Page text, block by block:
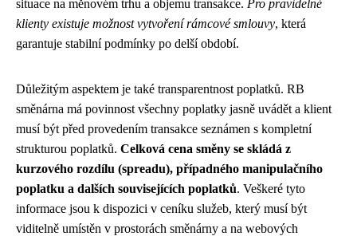
situace na měnovém trhu a objemu transakce. Pro pravidelné
klienty existuje možnost vytvoření rámcové smlouvy, která
garantuje stabilní podmínky po delší období.
Důležitým aspektem je také transparentnost poplatků. RB
směnárna má povinnost všechny poplatky jasně uvádět a klient
musí být před provedením transakce seznámen s kompletní
strukturou poplatků. Celková cena směny se skládá z
kurzového rozdílu (spreadu), případného manipulačního
poplatku a dalších souvisejících poplatků. Veškeré tyto
informace jsou k dispozici v ceníku služeb, který musí být
viditelně umístěn v prostorách směnárny a na webových